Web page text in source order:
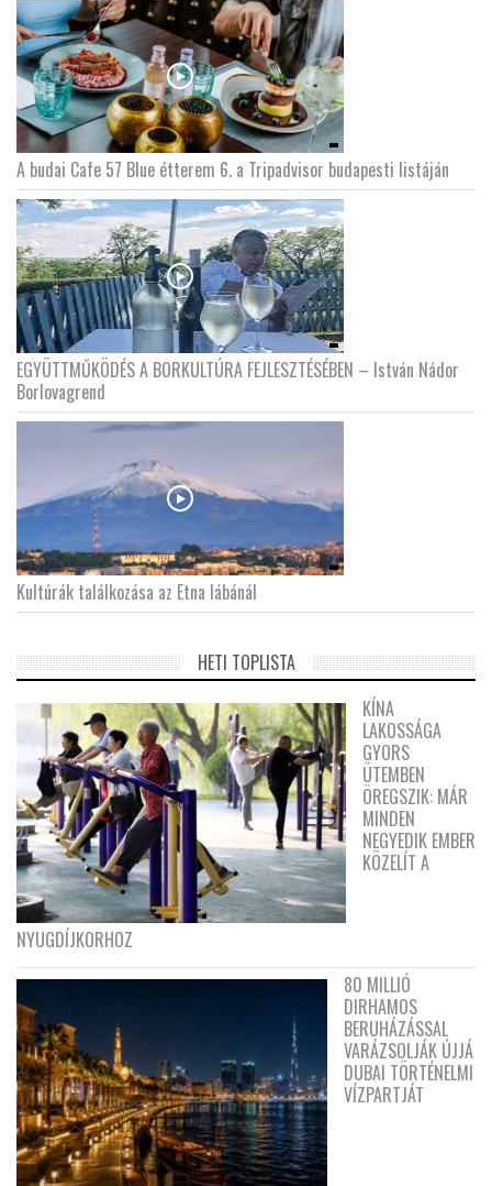
A budai Cafe 57 Blue étterem 6. a Tripadvisor budapesti listáján
EGYÜTTMŰKÖDÉS A BORKULTÚRA FEJLESZTÉSÉBEN – István Nádor
Borlovagrend
Kultúrák találkozása az Etna lábánál
HETI TOPLISTA
KÍNA
LAKOSSÁGA
GYORS
ÜTEMBEN
ÖREGSZIK: MÁR
MINDEN
NEGYEDIK EMBER
KÖZELÍT A
NYUGDÍJKORHOZ
80 MILLIÓ
DIRHAMOS
BERUHÁZÁSSAL
VARÁZSOLJÁK ÚJJÁ
DUBAI TÖRTÉNELMI
VÍZPARTJÁT